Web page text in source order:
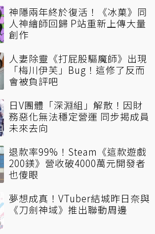
神隱兩年終於復活！《冰菓》同
人神繪師回歸 P站重新上傳大量
創作
人妻除靈《打屁股驅魔師》出現
「梅川伊芙」Bug！這修了反而
會被負評吧
日V團體「深淵組」解散！因財
務惡化無法穩定營運 同步揭成員
未來去向
退款率99%！Steam《這款遊戲
200鎂》營收破4000萬元開發者
也傻眼
夢想成真！VTuber結城昨日奈與
《刀劍神域》推出聯動周邊